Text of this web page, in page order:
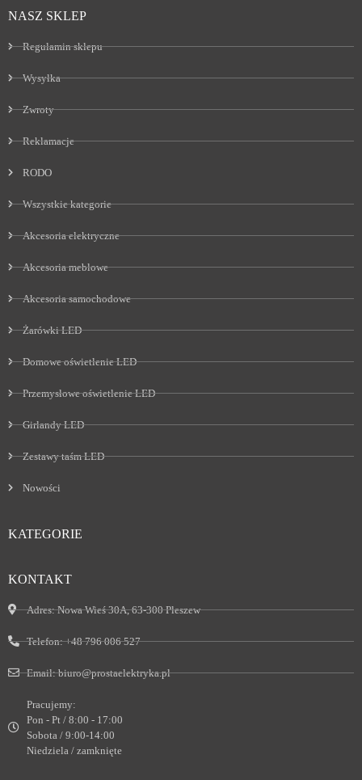
NASZ SKLEP
Regulamin sklepu
Wysyłka
Zwroty
Reklamacje
RODO
Wszystkie kategorie
Akcesoria elektryczne
Akcesoria meblowe
Akcesoria samochodowe
Żarówki LED
Domowe oświetlenie LED
Przemysłowe oświetlenie LED
Girlandy LED
Zestawy taśm LED
Nowości
KATEGORIE
KONTAKT
Adres:Nowa Wieś 30A, 63-300 Pleszew
Telefon:+48 796 006 527
Email:biuro@prostaelektryka.pl
Pracujemy:
Pon - Pt / 8:00 - 17:00
Sobota / 9:00-14:00
Niedziela / zamknięte